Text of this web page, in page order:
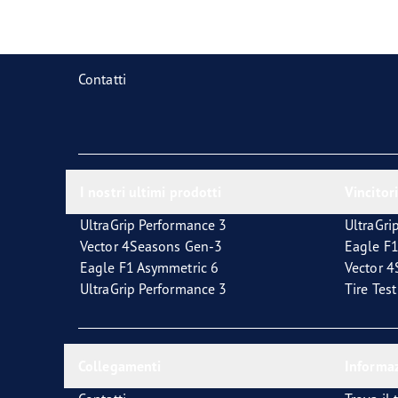
Contatti
UltraGrip Performance 3
Vector 4Seasons Gen-3
Eagle F1 Asymmetric 6
UltraGrip Performance 3
Eagle
Vector
Tire